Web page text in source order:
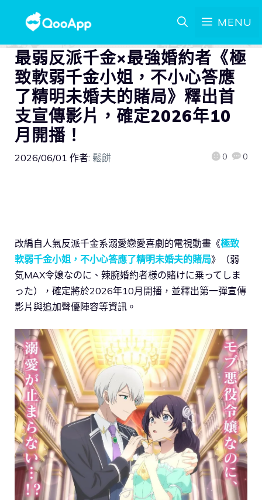
MENU
最弱反派千金×最強婚約者《極
致軟弱千金小姐，不小心答應
了精明未婚夫的賭局》釋出首
支宣傳影片，確定2026年10
月開播！
2026/06/01 作者: 鬆餅 0 0
改編自人氣反派千金系溺愛戀愛喜劇的電視動畫《極致
軟弱千金小姐，不小心答應了精明未婚夫的賭局》（弱
気MAX令嬢なのに、辣腕婚約者様の賭けに乗ってしま
った），確定將於2026年10月開播，並釋出第一彈宣傳
影片與追加聲優陣容等資訊。